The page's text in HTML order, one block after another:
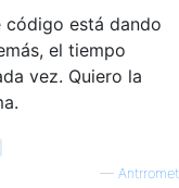
código está dando
el tiempo
vez. Quiero la
— Antrromet